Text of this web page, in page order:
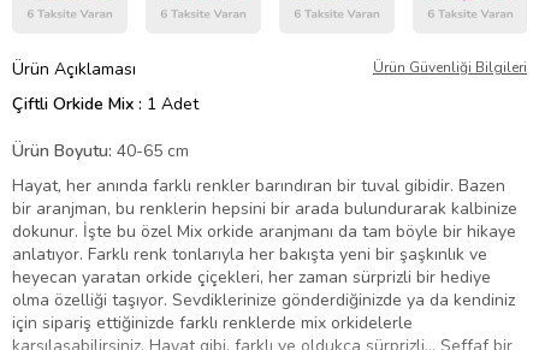
Ürün Açıklaması Ürün Güvenliği Bilgileri
Çiftli Orkide Mix : 1 Adet
Ürün Boyutu: 40-65 cm
Hayat, her anında farklı renkler barındıran bir tuval gibidir. Bazen
bir aranjman, bu renklerin hepsini bir arada bulundurarak kalbinize
dokunur. İşte bu özel Mix orkide aranjmanı da tam böyle bir hikaye
anlatıyor. Farklı renk tonlarıyla her bakışta yeni bir şaşkınlık ve
heyecan yaratan orkide çiçekleri, her zaman sürprizli bir hediye
olma özelliği taşıyor. Sevdiklerinize gönderdiğinizde ya da kendiniz
için sipariş ettiğinizde farklı renklerde mix orkidelerle